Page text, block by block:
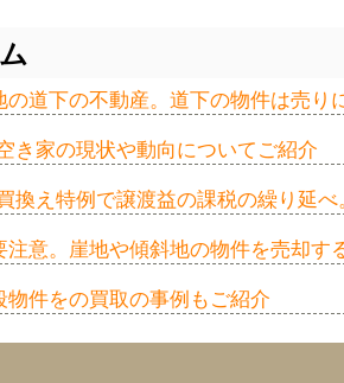
の道下の不動産。道下の物件は売り
き家の現状や動向についてご紹介
換え特例で譲渡益の課税の繰り延
意。崖地や傾斜地の物件を売却す
件をの買取の事例もご紹介